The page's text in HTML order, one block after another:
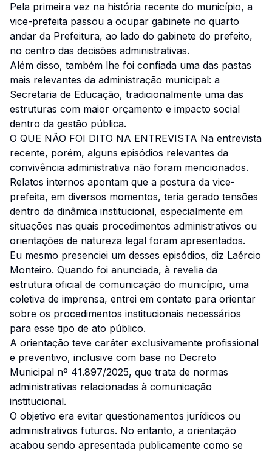
Pela primeira vez na história recente do município, a
vice-prefeita passou a ocupar gabinete no quarto
andar da Prefeitura, ao lado do gabinete do prefeito,
no centro das decisões administrativas.
Além disso, também lhe foi confiada uma das pastas
mais relevantes da administração municipal: a
Secretaria de Educação, tradicionalmente uma das
estruturas com maior orçamento e impacto social
dentro da gestão pública.
O QUE NÃO FOI DITO NA ENTREVISTA Na entrevista
recente, porém, alguns episódios relevantes da
convivência administrativa não foram mencionados.
Relatos internos apontam que a postura da vice-
prefeita, em diversos momentos, teria gerado tensões
dentro da dinâmica institucional, especialmente em
situações nas quais procedimentos administrativos ou
orientações de natureza legal foram apresentados.
Eu mesmo presenciei um desses episódios, diz Laércio
Monteiro. Quando foi anunciada, à revelia da
estrutura oficial de comunicação do município, uma
coletiva de imprensa, entrei em contato para orientar
sobre os procedimentos institucionais necessários
para esse tipo de ato público.
A orientação teve caráter exclusivamente profissional
e preventivo, inclusive com base no Decreto
Municipal nº 41.897/2025, que trata de normas
administrativas relacionadas à comunicação
institucional.
O objetivo era evitar questionamentos jurídicos ou
administrativos futuros. No entanto, a orientação
acabou sendo apresentada publicamente como se